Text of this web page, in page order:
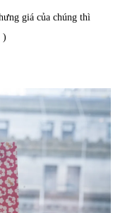
giá của chúng thì
)